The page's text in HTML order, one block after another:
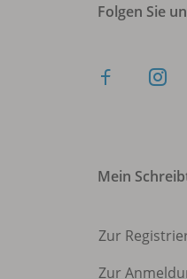
Folgen Sie
Mein
Zur
Zur